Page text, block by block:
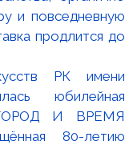
РК имени
юбилейная
«ГОРОД И ВРЕМЯ
80-летию